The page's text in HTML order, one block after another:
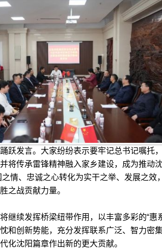
发言。大家纷纷表示要牢记总书记嘱托
将传承雷锋精神融入家乡建设，成为推动
之情、忠诚之心转化为实干之举、发展之效
之战贡献力量。
续发挥桥梁纽带作用，以丰富多彩的“惠
和创新势能，充分发挥联系广泛、智力密
化沈阳篇章作出新的更大贡献。